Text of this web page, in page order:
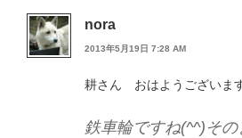
nora
2013年5月19日 7:28 AM
耕さん おはようございま
鉄車輪ですね(^^)その